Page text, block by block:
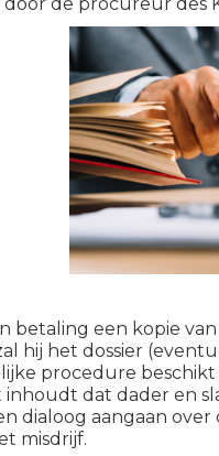
betaling een kopie
hij het dossier
procedure
inhoudt dat dader en
dialoog aangaan
misdrijf.